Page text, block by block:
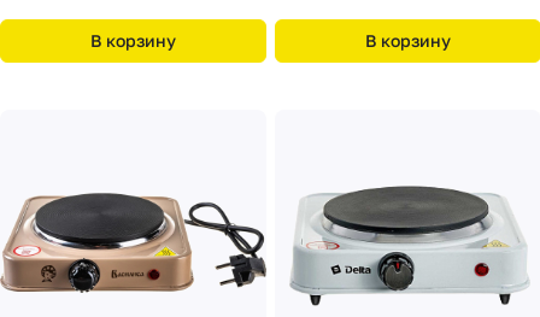
В корзину В корзину